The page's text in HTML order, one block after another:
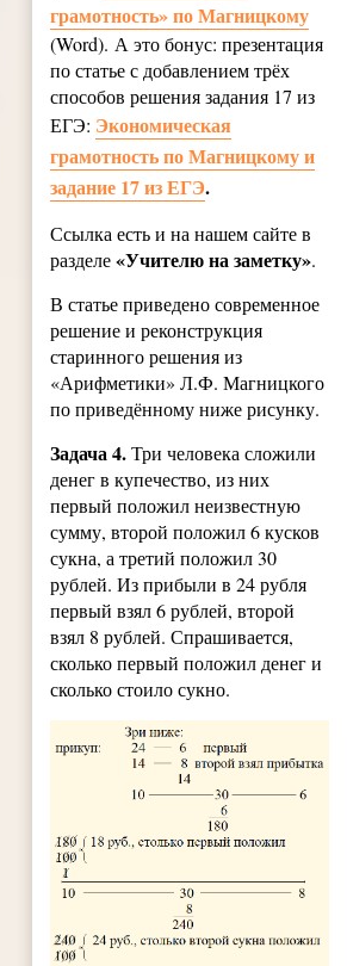
грамотность» по Магницкому
(Word). А это бонус: презентация
по статье с добавлением трёх
способов решения задания 17 из
ЕГЭ: Экономическая
грамотность по Магницкому и
задание 17 из ЕГЭ.
Ссылка есть и на нашем сайте в
разделе«Учителю на заметку».
В статье приведено современное
решение и реконструкция
старинного решения из
«Арифметики» Л.Ф. Магницкого
по приведённому ниже рисунку.
Задача 4.Три человека сложили
денег в купечество, из них
первый положил неизвестную
сумму, второй положил 6 кусков
сукна, а третий положил 30
рублей. Из прибыли в 24 рубля
первый взял 6 рублей, второй
взял 8 рублей. Спрашивается,
сколько первый положил денег и
сколько стоило сукно.